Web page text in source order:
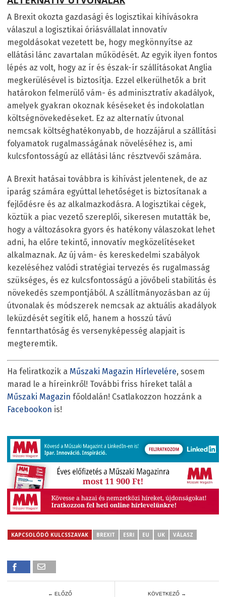
A Brexit okozta gazdasági és logisztikai kihívásokra
válaszul a logisztikai óriásvállalat innovatív
megoldásokat vezetett be, hogy megkönnyítse az
ellátási lánc zavartalan működését. Az egyik ilyen fontos
lépés az volt, hogy az ír és észak-ír szállításokat Anglia
megkerülésével is biztosítja. Ezzel elkerülhetők a brit
határokon felmerülő vám- és adminisztratív akadályok,
amelyek gyakran okoznak késéseket és indokolatlan
költségnövekedéseket. Ez az alternatív útvonal
nemcsak költséghatékonyabb, de hozzájárul a szállítási
folyamatok rugalmasságának növeléséhez is, ami
kulcsfontosságú az ellátási lánc résztvevői számára.
A Brexit hatásai továbbra is kihívást jelentenek, de az
iparág számára egyúttal lehetőséget is biztosítanak a
fejlődésre és az alkalmazkodásra. A logisztikai cégek,
köztük a piac vezető szereplői, sikeresen mutatták be,
hogy a változásokra gyors és hatékony válaszokat lehet
adni, ha előre tekintő, innovatív megközelítéseket
alkalmaznak. Az új vám- és kereskedelmi szabályok
kezeléséhez valódi stratégiai tervezés és rugalmasság
szükséges, és ez kulcsfontosságú a jövőbeli stabilitás és
növekedés szempontjából. A szállítmányozásban az új
útvonalak és módszerek nemcsak az aktuális akadályok
leküzdését segítik elő, hanem a hosszú távú
fenntarthatóság és versenyképesség alapjait is
megteremtik.
Ha feliratkozik a Műszaki Magazin Hírlevelére, sosem
marad le a híreinkről! További friss híreket talál a
Műszaki Magazin főoldalán! Csatlakozzon hozzánk a
Facebookon is!
KAPCSOLÓDÓ KULCSSZAVAK BREXIT ESRI EU UK VÁLASZ
← ELŐZŐ KÖVETKEZŐ →